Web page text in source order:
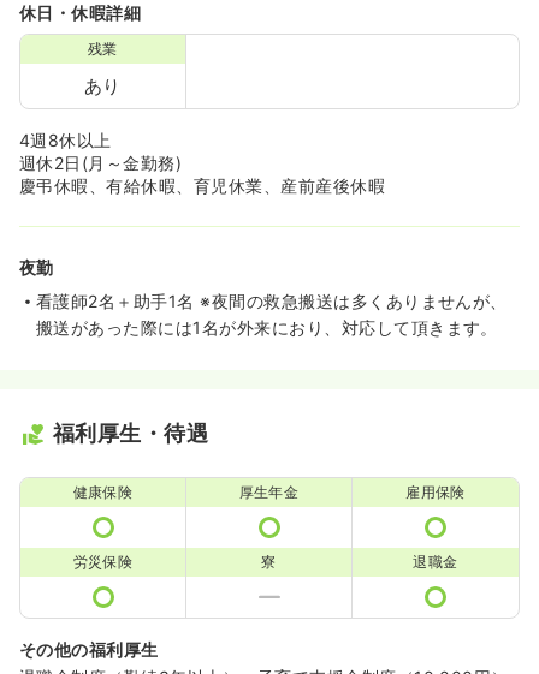
休日・休暇詳細
残業
あり
4週8休以上
週休2日(月～金勤務)
慶弔休暇、有給休暇、育児休業、産前産後休暇
夜勤
看護師2名＋助手1名 ※夜間の救急搬送は多くありませんが、
搬送があった際には1名が外来におり、対応して頂きます。
福利厚生・待遇
健康保険 厚生年金 雇用保険
労災保険 寮 退職金
その他の福利厚生